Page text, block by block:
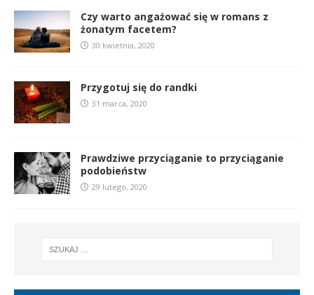
Czy warto angażować się w romans z
żonatym facetem?
30 kwietnia, 2020
Przygotuj się do randki
31 marca, 2020
Prawdziwe przyciąganie to przyciąganie
podobieństw
29 lutego, 2020